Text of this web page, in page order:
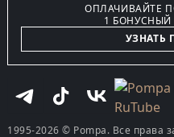
ОПЛАЧИВАЙТЕ
1 БОНУСНЫЙ
УЗНАТЬ
1995-2026 © Pompa. Все